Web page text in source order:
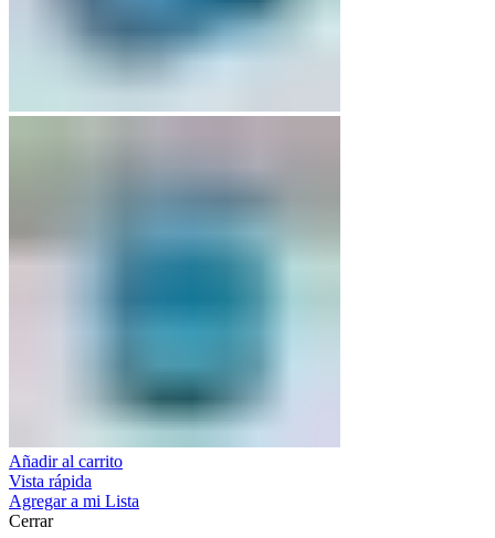
Añadir al carrito
Vista rápida
Agregar a mi Lista
Cerrar